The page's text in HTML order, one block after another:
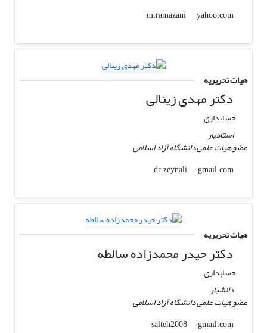
m.ramazani
yahoo.com
هیات تحریریه
دکتر مهدی زینالی
حسابداری
استادیار
عضو هیات علمی دانشگاه آزاد اسلامی
dr.zeynali
gmail.com
هیات تحریریه
دکتر حیدر محمدزاده سالطه
حسابداری
دانشیار
عضو هیات علمی دانشگاه آزاد اسلامی
salteh2008
gmail.com